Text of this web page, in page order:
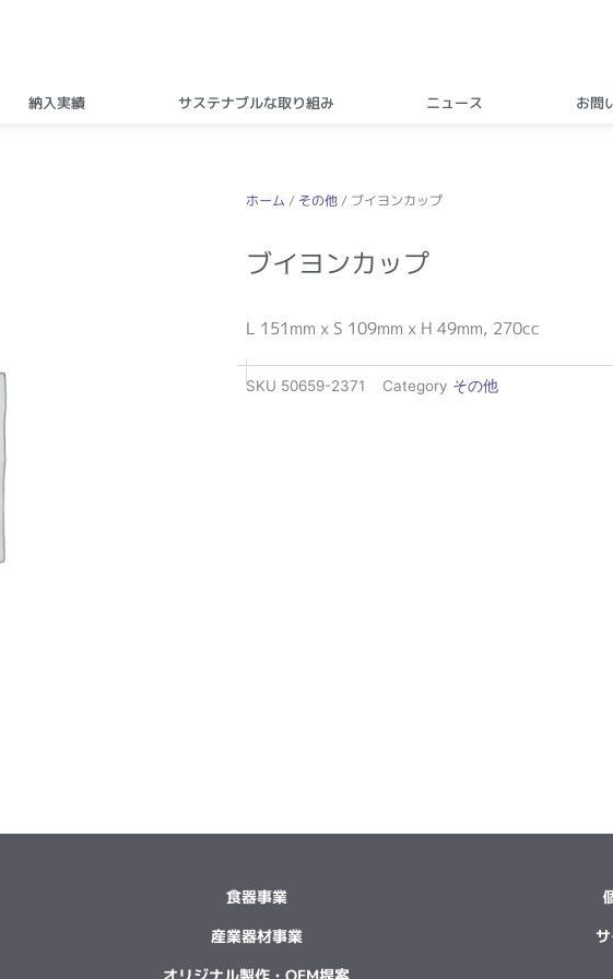
納入実績 サステナブルな取り組み ニュース お問
ホーム / その他 / ブイヨンカップ
ブイヨンカップ
L 151mm x S 109mm x H 49mm, 270cc
SKU 50659-2371 Category その他
食器事業
産業器材事業
オリジナル製作・OEM提案